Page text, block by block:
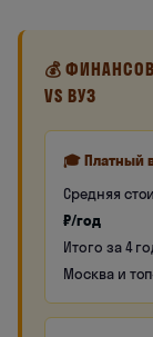
💰
VS ВУЗ
🎓 Платный
Средняя
₽/год
Итого за 4
Москва и